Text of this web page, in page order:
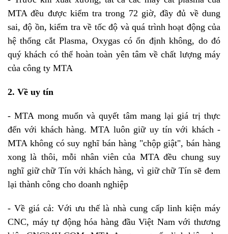
MTA đều được kiểm tra trong 72 giờ, đầy đủ về dung
sai, độ ồn, kiểm tra về tốc độ và quá trình hoạt động của
hệ thống cắt Plasma, Oxygas có ổn định không, do đó
quý khách có thể hoàn toàn yên tâm về chất lượng máy
của công ty MTA
2. Về uy tín
- MTA mong muốn và quyết tâm mang lại giá trị thực
đến với khách hàng. MTA luôn giữ uy tín với khách -
MTA không có suy nghĩ bán hàng "chộp giật", bán hàng
xong là thôi, mỗi nhân viên của MTA đều chung suy
nghĩ giữ chữ Tín với khách hàng, vì giữ chữ Tín sẽ đem
lại thành công cho doanh nghiệp
- Về giá cả: Với ưu thế là nhà cung cấp linh kiện máy
CNC, máy tự động hóa hàng đầu Việt Nam với thương